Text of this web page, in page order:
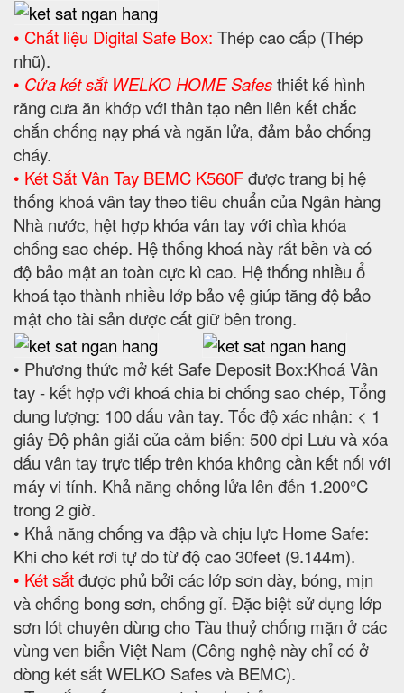
• Chất liệu Digital Safe Box: Thép cao cấp (Thép
nhũ).
• Cửa két sắt WELKO HOME Safesthiết kế hình
răng cưa ăn khớp với thân tạo nên liên kết chắc
chắn chống nạy phá và ngăn lửa, đảm bảo chống
cháy.
• Két Sắt Vân Tay BEMC K560Fđược trang bị hệ
thống khoá vân tay theo tiêu chuẩn của Ngân hàng
Nhà nước, hệt hợp khóa vân tay với chìa khóa
chống sao chép. Hệ thống khoá này rất bền và có
độ bảo mật an toàn cực kì cao. Hệ thống nhiều ổ
khoá tạo thành nhiều lớp bảo vệ giúp tăng độ bảo
mật cho tài sản được cất giữ bên trong.
• Phương thức mở két Safe Deposit Box:Khoá Vân
tay - kết hợp với khoá chia bi chống sao chép, Tổng
dung lượng: 100 dấu vân tay. Tốc độ xác nhận: < 1
giây Độ phân giải của cảm biến: 500 dpi Lưu và xóa
dấu vân tay trực tiếp trên khóa không cần kết nối với
máy vi tính. Khả năng chống lửa lên đến 1.200°C
trong 2 giờ.
• Khả năng chống va đập và chịu lực Home Safe:
Khi cho két rơi tự do từ độ cao 30feet (9.144m).
• Két sắtđược phủ bởi các lớp sơn dày, bóng, mịn
và chống bong sơn, chống gỉ. Đặc biệt sử dụng lớp
sơn lót chuyên dùng cho Tàu thuỷ chống mặn ở các
vùng ven biển Việt Nam (Công nghệ này chỉ có ở
dòng két sắt WELKO Safes và BEMC).